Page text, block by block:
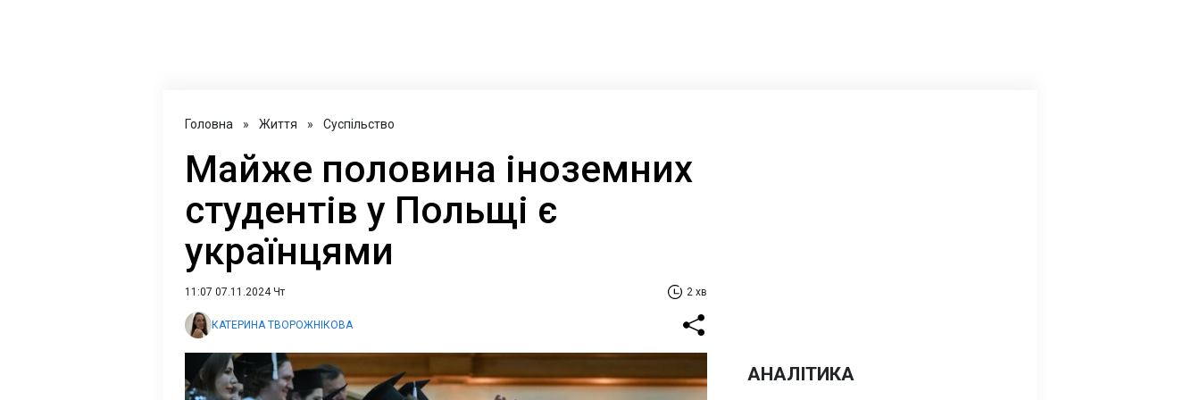
Головна » Життя » Суспільство
Майже половина іноземних
студентів у Польщі є
українцями
11:07 07.11.2024 Чт 2 хв
КАТЕРИНА ТВОРОЖНІКОВА
АНАЛІТИКА